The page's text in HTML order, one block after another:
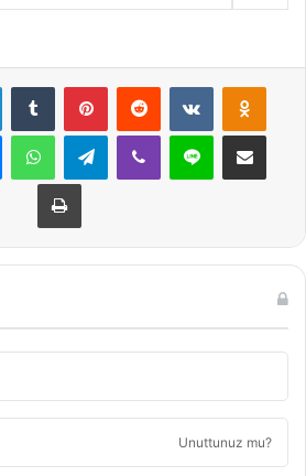
LinkedInTumblr PinterestReddit VKontakte
MessengerWhatsAppTelegramViber Line E-Posta ile
Yazdır
Unuttunuz mu?